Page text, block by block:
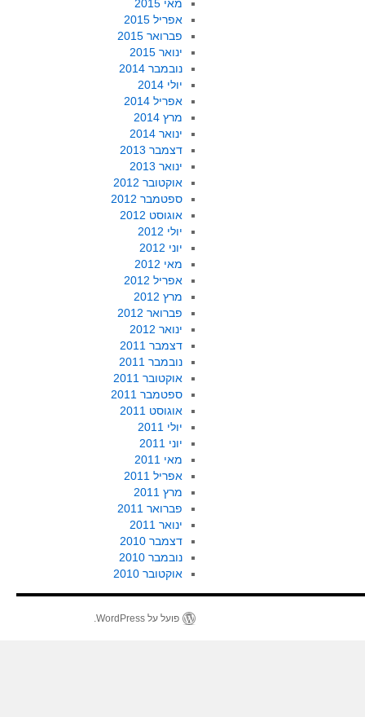
מאי 2015
אפריל 2015
פברואר 2015
ינואר 2015
נובמבר 2014
יולי 2014
אפריל 2014
מרץ 2014
ינואר 2014
דצמבר 2013
ינואר 2013
אוקטובר 2012
ספטמבר 2012
אוגוסט 2012
יולי 2012
יוני 2012
מאי 2012
אפריל 2012
מרץ 2012
פברואר 2012
ינואר 2012
דצמבר 2011
נובמבר 2011
אוקטובר 2011
ספטמבר 2011
אוגוסט 2011
יולי 2011
יוני 2011
מאי 2011
אפריל 2011
מרץ 2011
פברואר 2011
ינואר 2011
דצמבר 2010
נובמבר 2010
אוקטובר 2010
פועל על WordPress.